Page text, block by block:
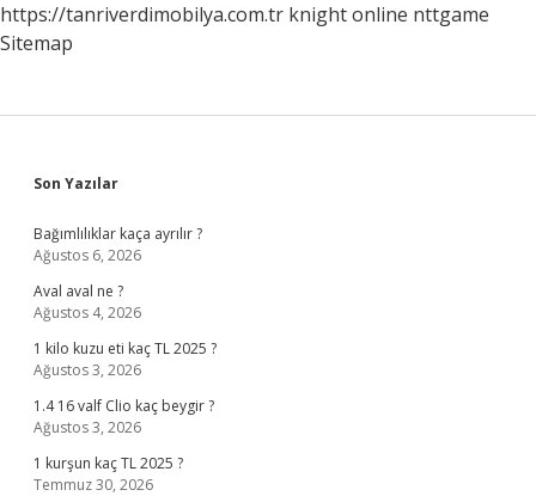
https://tanriverdimobilya.com.tr knight online nttgame
Sitemap
Sidebar
Son Yazılar
Bağımlılıklar kaça ayrılır ?
Ağustos 6, 2026
Aval aval ne ?
Ağustos 4, 2026
1 kilo kuzu eti kaç TL 2025 ?
Ağustos 3, 2026
1.4 16 valf Clio kaç beygir ?
Ağustos 3, 2026
1 kurşun kaç TL 2025 ?
Temmuz 30, 2026